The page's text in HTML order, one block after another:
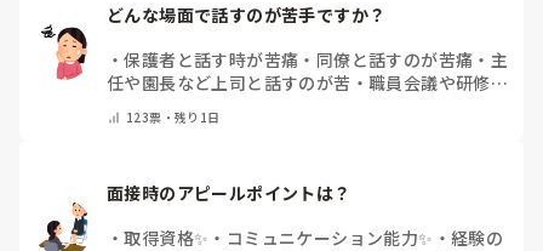
どんな場面で話すのが苦手ですか？
・保護者と話す時が苦痛 ・ 同僚と話すのが苦痛 ・ 主
任や園長など上司と話すのが苦 ・ 職員会議や研修場
他(コメントで教えてください)
123票・残り1日
面接時のアピールポイントは？
・取得資格✨ ・ コミュニケーション能力✨ ・ 経験の